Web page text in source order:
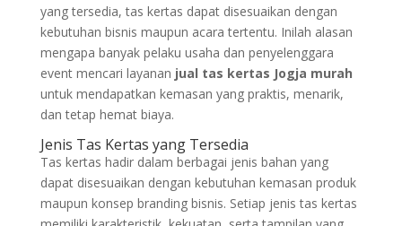
yang tersedia, tas kertas dapat disesuaikan dengan
kebutuhan bisnis maupun acara tertentu. Inilah alasan
mengapa banyak pelaku usaha dan penyelenggara
event mencari layanan jual tas kertas Jogja murah
untuk mendapatkan kemasan yang praktis, menarik,
dan tetap hemat biaya.
Jenis Tas Kertas yang Tersedia
Tas kertas hadir dalam berbagai jenis bahan yang
dapat disesuaikan dengan kebutuhan kemasan produk
maupun konsep branding bisnis. Setiap jenis tas kertas